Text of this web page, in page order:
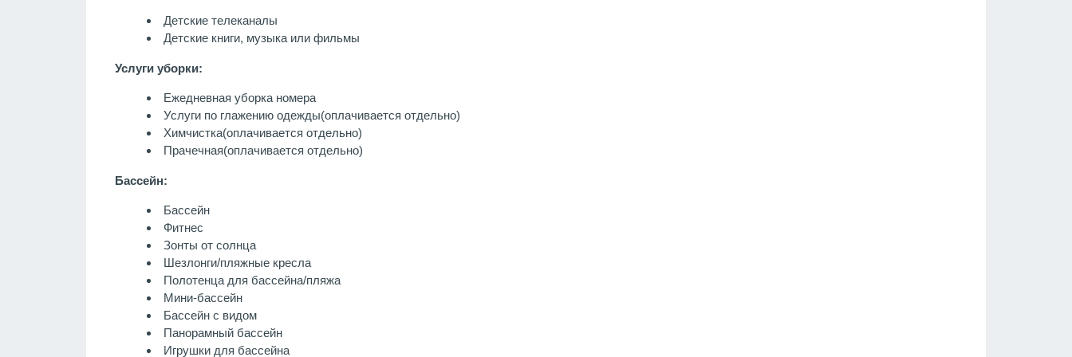
Детские телеканалы
Детские книги, музыка или фильмы
Услуги уборки:
Ежедневная уборка номера
Услуги по глажению одежды(оплачивается отдельно)
Химчистка(оплачивается отдельно)
Прачечная(оплачивается отдельно)
Бассейн:
Бассейн
Фитнес
Зонты от солнца
Шезлонги/пляжные кресла
Полотенца для бассейна/пляжа
Мини-бассейн
Бассейн с видом
Панорамный бассейн
Игрушки для бассейна